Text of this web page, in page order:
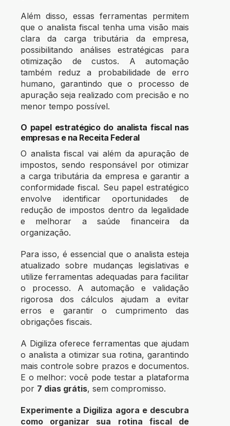
Além disso, essas ferramentas permitem
que o analista fiscal tenha uma visão mais
clara da carga tributária da empresa,
possibilitando análises estratégicas para
otimização de custos. A automação
também reduz a probabilidade de erro
humano, garantindo que o processo de
apuração seja realizado com precisão e no
menor tempo possível.
O papel estratégico do analista fiscal nas
empresas e na Receita Federal
O analista fiscal vai além da apuração de
impostos, sendo responsável por otimizar
a carga tributária da empresa e garantir a
conformidade fiscal. Seu papel estratégico
envolve identificar oportunidades de
redução de impostos dentro da legalidade
e melhorar a saúde financeira da
organização.
Para isso, é essencial que o analista esteja
atualizado sobre mudanças legislativas e
utilize ferramentas adequadas para facilitar
o processo. A automação e validação
rigorosa dos cálculos ajudam a evitar
erros e garantir o cumprimento das
obrigações fiscais.
A Digiliza oferece ferramentas que ajudam
o analista a otimizar sua rotina, garantindo
mais controle sobre prazos e documentos.
E o melhor: você pode testar a plataforma
por 7 dias grátis, sem compromisso.
Experimente a Digiliza agora e descubra
como organizar sua rotina fiscal de